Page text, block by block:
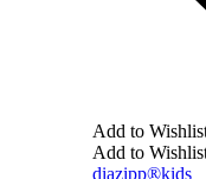
Add to
Add to
diazipp®kids